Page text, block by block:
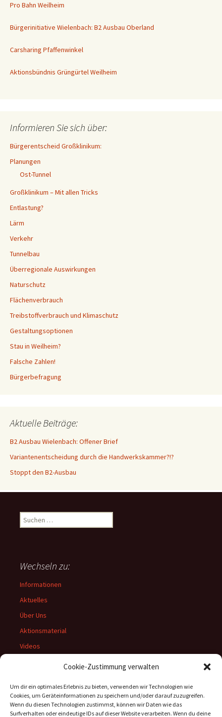
Cookie-Zustimmung verwalten
Um dir ein optimales Erlebnis zu bieten, verwenden wir Technologien wie
Cookies, um Geräteinformationen zu speichern und/oder darauf zuzugreifen.
Wenn du diesen Technologien zustimmst, können wir Daten wie das
Surfverhalten oder eindeutige IDs auf dieser Website verarbeiten. Wenn du deine
Pro Bahn Weilheim
Bürgerinitiative Wielenbach: B2 Ausbau Oberland
Carsharing Pfaffenwinkel
Aktionsbündnis Grüngürtel Weilheim
Informieren Sie sich über:
Bürgerentscheid Großklinikum:
Planungen
Ost-Tunnel
Großklinikum – Mit allen Tricks
Entlastung?
Lärm
Verkehr
Tunnelbau
Überregionale Auswirkungen
Naturschutz
Flächenverbrauch
Treibstoffverbrauch und Klimaschutz
Gestaltungsoptionen
Stau in Weilheim?
Falsche Zahlen!
Bürgerbefragung
Aktuelle Beiträge:
B2 Ausbau Wielenbach: Offener Brief
Variantenentscheidung durch die Handwerkskammer?!?
Stoppt den B2-Ausbau
Suchen
nach:
Wechseln zu:
Informationen
Aktuelles
Über Uns
Aktionsmaterial
Videos
Rechtliches: